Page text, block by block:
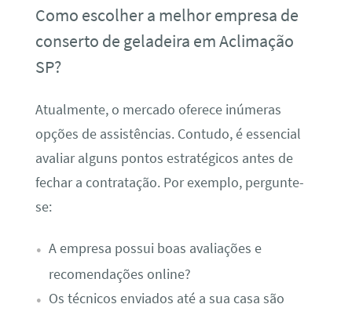
Como escolher a melhor empresa de
conserto de geladeira em Aclimação
SP?
Atualmente, o mercado oferece inúmeras
opções de assistências. Contudo, é essencial
avaliar alguns pontos estratégicos antes de
fechar a contratação. Por exemplo, pergunte-
se:
A empresa possui boas avaliações e
recomendações online?
Os técnicos enviados até a sua casa são